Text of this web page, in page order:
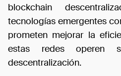
blockchain
tecnologías emergentes
prometen mejorar la
estas redes operen
descentralización.